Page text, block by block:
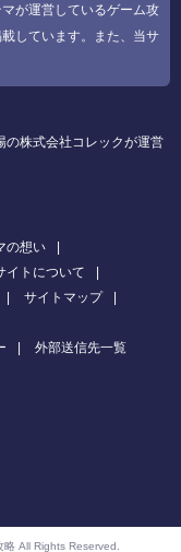
が運営しているゲーム攻
しています。また、当サ
の株式会社コレックが運営
の想い
イトについて
サイトマップ
外部送信先一覧
略 All Rights Reserved.